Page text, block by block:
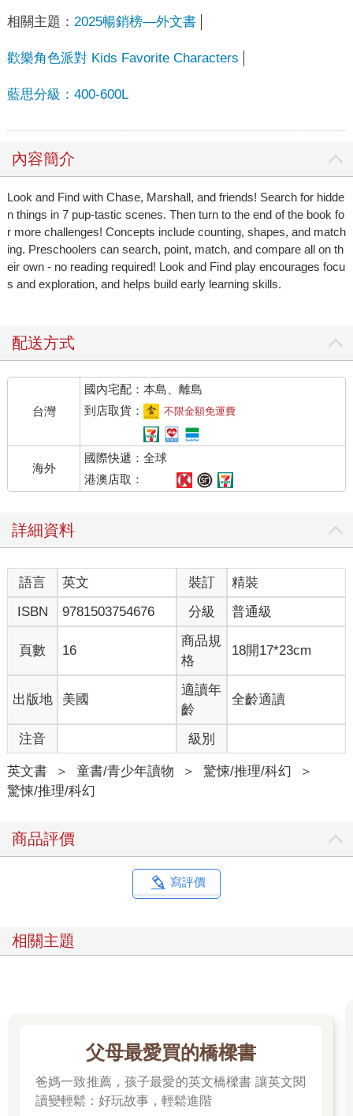
相關主題： 2025暢銷榜—外文書
歡樂角色派對 Kids Favorite Characters
藍思分級：400-600L
內容簡介
Look and Find with Chase, Marshall, and friends! Search for hidde
n things in 7 pup-tastic scenes. Then turn to the end of the book fo
r more challenges! Concepts include counting, shapes, and match
ing. Preschoolers can search, point, match, and compare all on th
eir own - no reading required! Look and Find play encourages focu
s and exploration, and helps build early learning skills.
配送方式
台灣
國內宅配：本島、離島
到店取貨：
不限金額免運費
海外
國際快遞：全球
港澳店取：
詳細資料
語言 英文 裝訂
精裝
ISBN
9781503754676 分級 普通級
頁數 16
商品規
格
18開17*23cm
出版地 美國
適讀年
齡
全齡適讀
注音 級別
英文書 ＞ 童書/青少年讀物 ＞ 驚悚/推理/科幻
＞
驚悚/推理/科幻
商品評價
寫評價
相關主題
父母最愛買的橋樑書
爸媽一致推薦，孩子最愛的英文橋樑書 讓英文閱
讀變輕鬆：好玩故事，輕鬆進階